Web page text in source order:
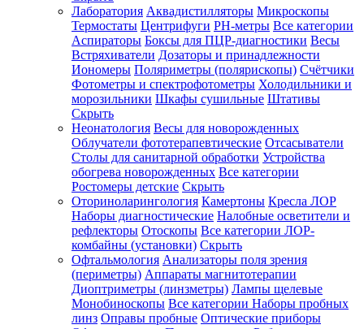
Все
покупки
одном
месте
Личный
менеджер
Отслеживание
статуса
заказа
Лаборатория Аквадистилляторы Микроскопы
Термостаты Центрифуги PH-метры Все категории
Аспираторы Боксы для ПЦР-диагностики Весы
Встряхиватели Дозаторы и принадлежности
Иономеры Поляриметры (полярископы) Счётчики
Фотометры и спектрофотометры Холодильники и
морозильники Шкафы сушильные Штативы
Скрыть
Неонатология Весы для новорожденных
Облучатели фототерапевтические Отсасыватели
Столы для санитарной обработки Устройства
обогрева новорожденных Все категории
Ростомеры детские Скрыть
Оториноларингология Камертоны Кресла ЛОР
Наборы диагностические Налобные осветители и
рефлекторы Отоскопы Все категории ЛОР-
комбайны (установки) Скрыть
Офтальмология Анализаторы поля зрения
(периметры) Аппараты магнитотерапии
Диоптриметры (линзметры) Лампы щелевые
Монобиноскопы Все категории Наборы пробных
линз Оправы пробные Оптические приборы